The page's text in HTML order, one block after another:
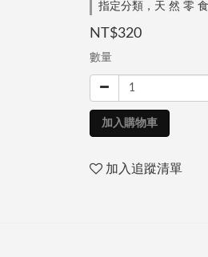
指定分類，天 然 零
NT$320
數量
加入購物車
加入追蹤清單